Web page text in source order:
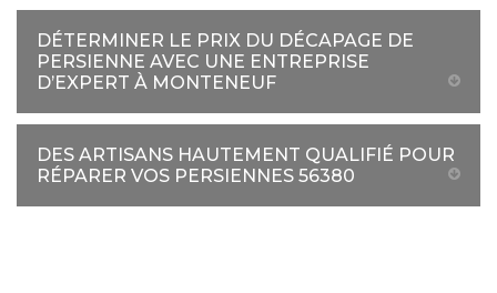
DÉTERMINER LE PRIX DU DÉCAPAGE DE
PERSIENNE AVEC UNE ENTREPRISE
D’EXPERT À MONTENEUF
DES ARTISANS HAUTEMENT QUALIFIÉ POUR
RÉPARER VOS PERSIENNES 56380